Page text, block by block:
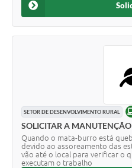
SETOR DE DESENVOLVIMENTO RURAL
SOLICITAR A
Quando o mata-burro está
devido ao assoreamento das
vão até o local para verificar o
executam o trabalho